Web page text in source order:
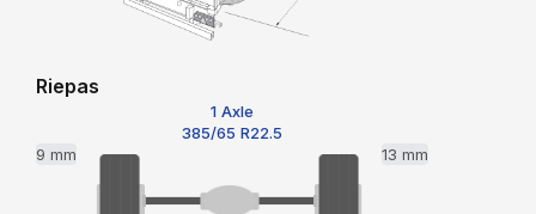
Riepas
1 Axle
385/65 R22.5
9 mm
13 mm